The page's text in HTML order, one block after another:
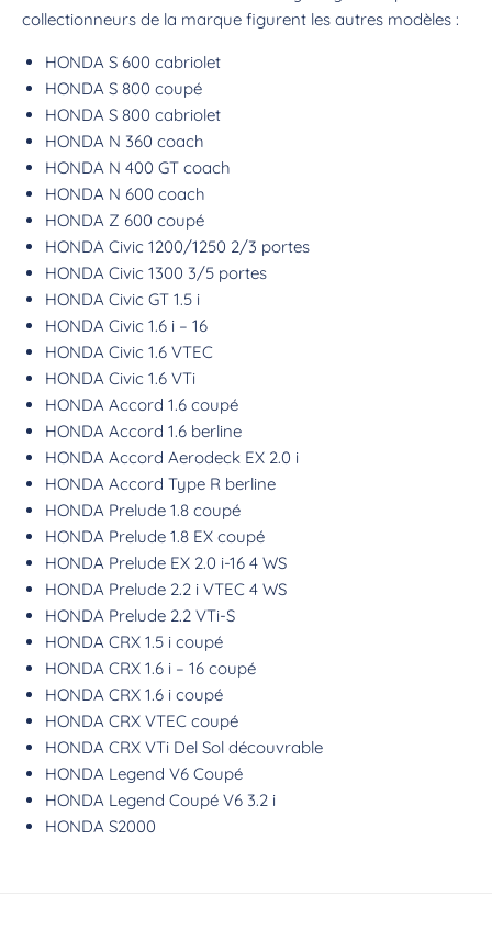
collectionneurs de la marque figurent les autres modèles :
HONDA S 600 cabriolet
HONDA S 800 coupé
HONDA S 800 cabriolet
HONDA N 360 coach
HONDA N 400 GT coach
HONDA N 600 coach
HONDA Z 600 coupé
HONDA Civic 1200/1250 2/3 portes
HONDA Civic 1300 3/5 portes
HONDA Civic GT 1.5 i
HONDA Civic 1.6 i – 16
HONDA Civic 1.6 VTEC
HONDA Civic 1.6 VTi
HONDA Accord 1.6 coupé
HONDA Accord 1.6 berline
HONDA Accord Aerodeck EX 2.0 i
HONDA Accord Type R berline
HONDA Prelude 1.8 coupé
HONDA Prelude 1.8 EX coupé
HONDA Prelude EX 2.0 i-16 4 WS
HONDA Prelude 2.2 i VTEC 4 WS
HONDA Prelude 2.2 VTi-S
HONDA CRX 1.5 i coupé
HONDA CRX 1.6 i – 16 coupé
HONDA CRX 1.6 i coupé
HONDA CRX VTEC coupé
HONDA CRX VTi Del Sol découvrable
HONDA Legend V6 Coupé
HONDA Legend Coupé V6 3.2 i
HONDA S2000